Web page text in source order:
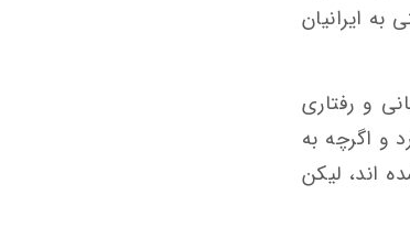
به ایرانیان
و رفتاری
و اگرچه به
اند، لیکن